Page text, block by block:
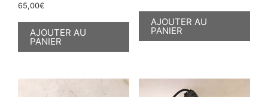
65,00€
AJOUTER AU
PANIER
AJOUTER AU
PANIER